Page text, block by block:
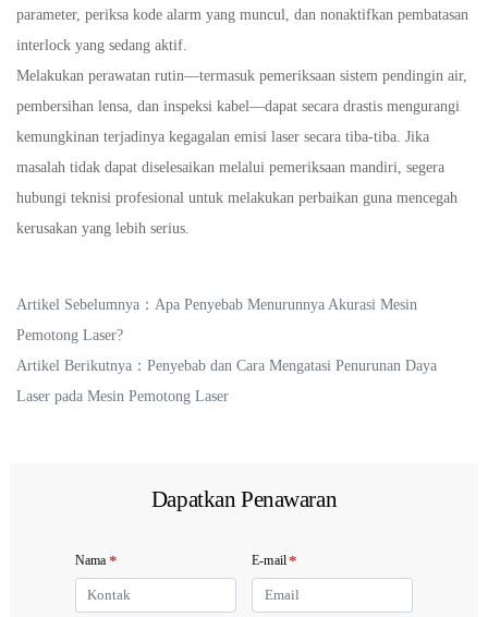
parameter, periksa kode alarm yang muncul, dan nonaktifkan pembatasan
interlock yang sedang aktif.
Melakukan perawatan rutin—termasuk pemeriksaan sistem pendingin air,
pembersihan lensa, dan inspeksi kabel—dapat secara drastis mengurangi
kemungkinan terjadinya kegagalan emisi laser secara tiba-tiba. Jika
masalah tidak dapat diselesaikan melalui pemeriksaan mandiri, segera
hubungi teknisi profesional untuk melakukan perbaikan guna mencegah
kerusakan yang lebih serius.
Artikel Sebelumnya： Apa Penyebab Menurunnya Akurasi Mesin
Pemotong Laser?
Artikel Berikutnya： Penyebab dan Cara Mengatasi Penurunan Daya
Laser pada Mesin Pemotong Laser
Dapatkan Penawaran
Nama * E-mail*